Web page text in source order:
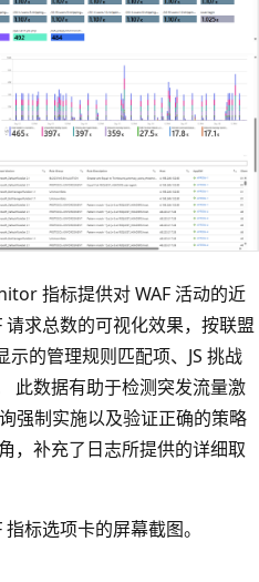
指标提供对 WAF 活动的近
求总数的可视化效果，按联盟
示的管理规则匹配项、JS 挑战
此数据有助于检测突发流量激
强制实施以及验证正确的策略
，补充了日志所提供的详细取
标选项卡的屏幕截图。